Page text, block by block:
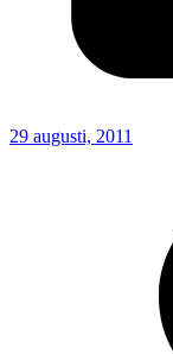
29 augusti, 2011